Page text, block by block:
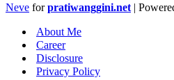
Neve forpratiwanggini.net |
About Me
Career
Disclosure
Privacy Policy